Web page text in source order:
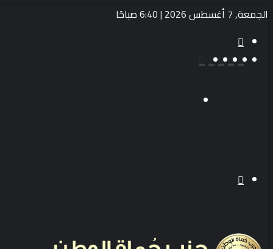
الجمعة, 7 أغسطس 2026 | 6:40 صباحًا
بحث
عن
‫TikTok
انستقرام
يوتيوب
تويترفيسبوك
بحث